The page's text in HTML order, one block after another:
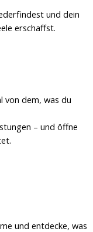
und dein
erschaffst.
von dem, was du
– und öffne
und entdecke, was